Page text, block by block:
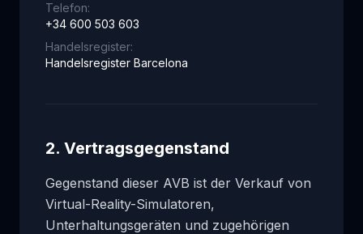
Telefon:
+34 600 503 603
Handelsregister:
Handelsregister Barcelona
2. Vertragsgegenstand
Gegenstand dieser AVB ist der Verkauf von
Virtual-Reality-Simulatoren,
Unterhaltungsgeräten und zugehörigen